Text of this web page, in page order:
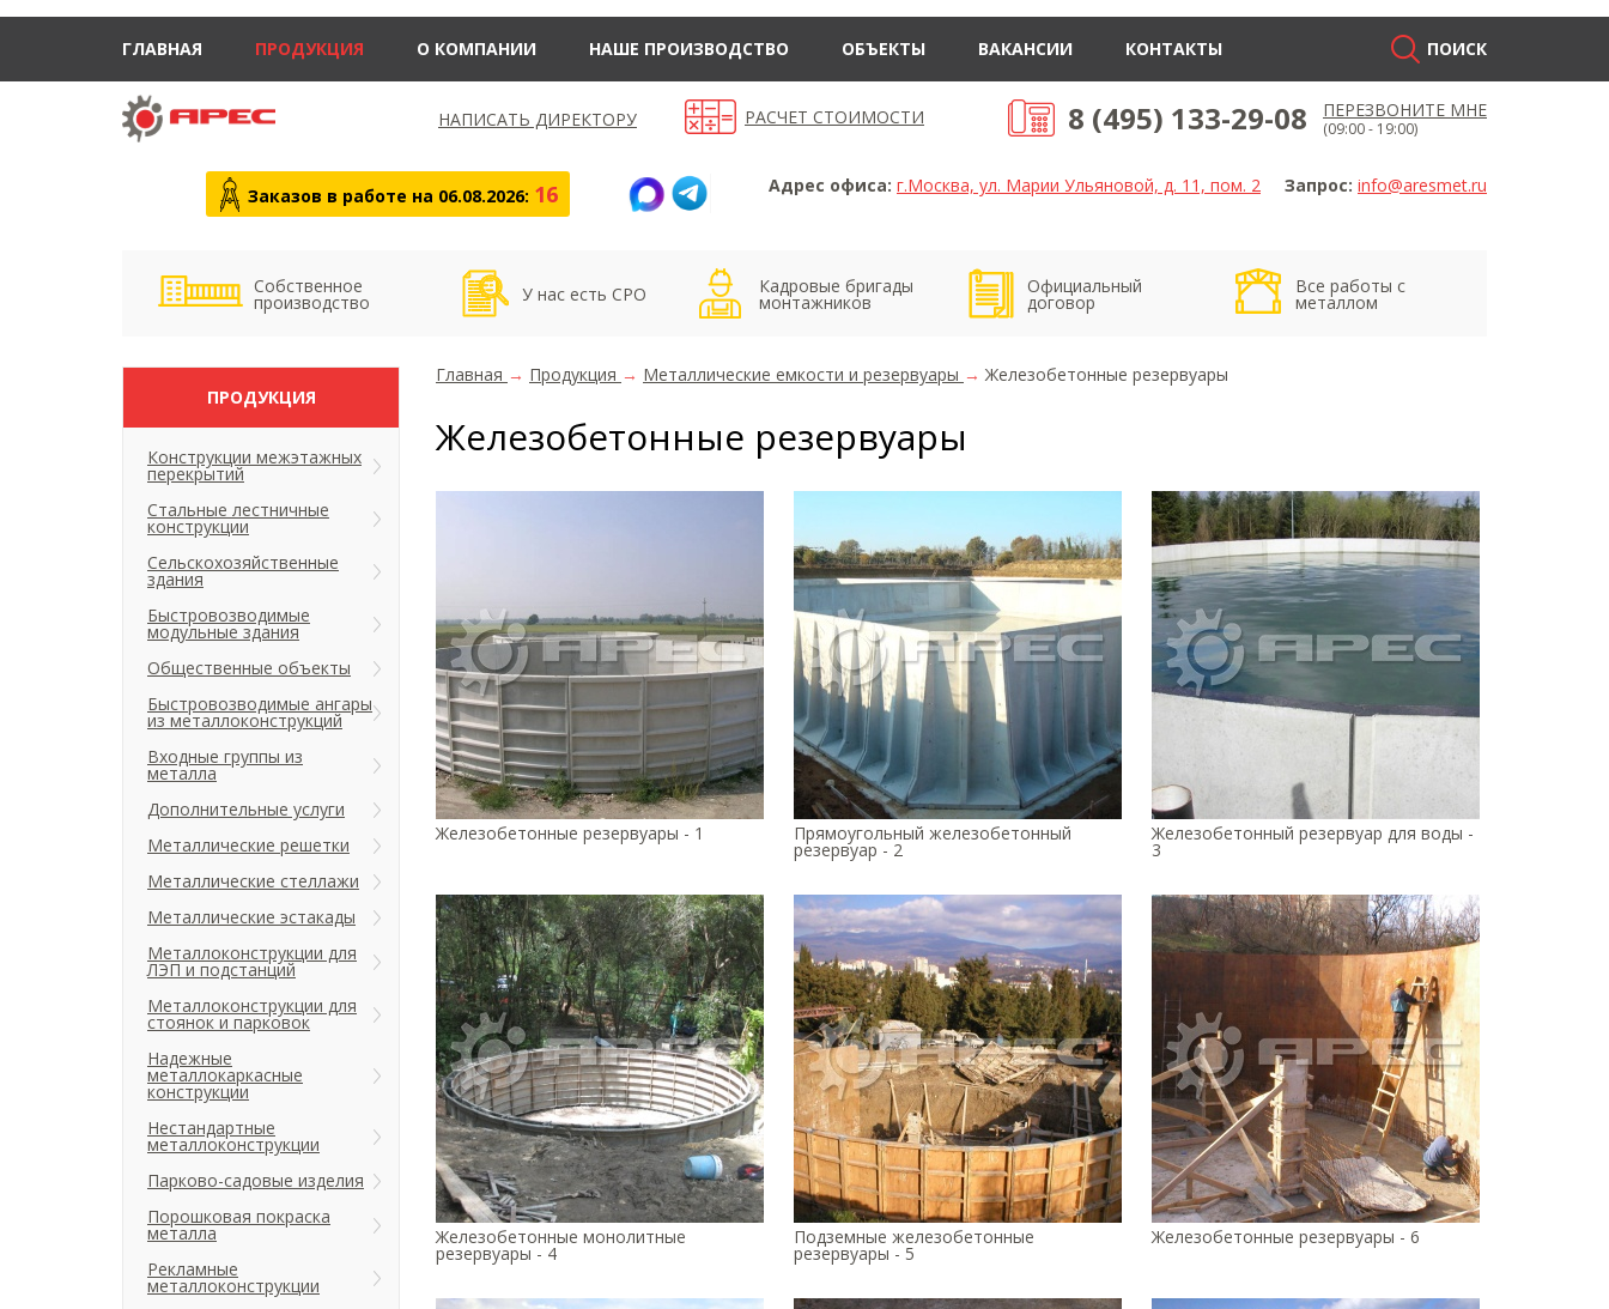
ГЛАВНАЯ ПРОДУКЦИЯ О КОМПАНИИ НАШЕ ПРОИЗВОДСТВО ОБЪЕКТЫ ВАКАНСИИ КОНТАКТЫ ПОИСК
НАПИСАТЬ ДИРЕКТОРУ РАСЧЕТ СТОИМОСТИ 8 (495) 133-29-08 ПЕРЕЗВОНИТЕ МНЕ
(09:00 - 19:00)
Адрес офиса: г.Москва, ул. Марии Ульяновой, д. 11, пом. 2 Запрос: info@aresmet.ru
Заказов в работе на 06.08.2026: 16
Собственное
производство У нас есть СРО Кадровые бригады
монтажников
Официальный
договор
Все работы с
металлом
Главная → Продукция → Металлические емкости и резервуары → Железобетонные резервуары
Железобетонные резервуары
Железобетонные резервуары - 1 Прямоугольный железобетонный
резервуар - 2
Железобетонный резервуар для воды -
3
Железобетонные монолитные
резервуары - 4
Подземные железобетонные
резервуары - 5
Железобетонные резервуары - 6
ПРОДУКЦИЯ
Конструкции межэтажных
перекрытий
Стальные лестничные
конструкции
Сельскохозяйственные
здания
Быстровозводимые
модульные здания
Общественные объекты
Быстровозводимые ангары
из металлоконструкций
Входные группы из
металла
Дополнительные услуги
Металлические решетки
Металлические стеллажи
Металлические эстакады
Металлоконструкции для
ЛЭП и подстанций
Металлоконструкции для
стоянок и парковок
Надежные
металлокаркасные
конструкции
Нестандартные
металлоконструкции
Парково-садовые изделия
Порошковая покраска
металла
Рекламные
металлоконструкции